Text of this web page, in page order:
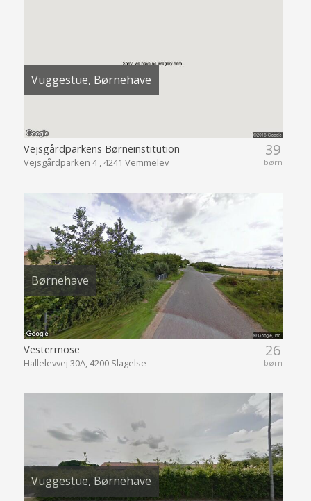
Vuggestue, Børnehave
39
børn
Vejsgårdparkens Børneinstitution
Vejsgårdparken 4 , 4241 Vemmelev
Børnehave
26
børn
Vestermose
Hallelevvej 30A, 4200 Slagelse
Vuggestue, Børnehave